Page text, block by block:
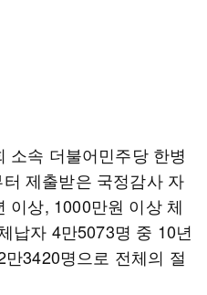
소속 더불어민주당 한병
제출받은 국정감사 자
이상, 1000만원 이상 체
납자 4만5073명 중 10년
3420명으로 전체의 절